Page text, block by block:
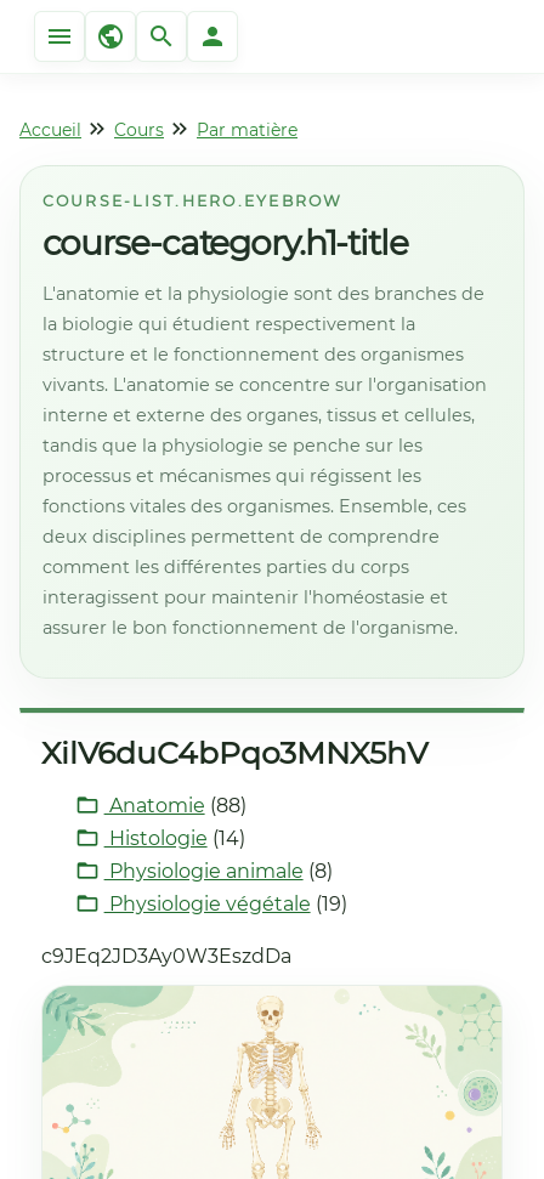
Accueil Cours Par matière
COURSE-LIST.HERO.EYEBROW
course-category.h1-title
L'anatomie et la physiologie sont des branches de
la biologie qui étudient respectivement la
structure et le fonctionnement des organismes
vivants. L'anatomie se concentre sur l'organisation
interne et externe des organes, tissus et cellules,
tandis que la physiologie se penche sur les
processus et mécanismes qui régissent les
fonctions vitales des organismes. Ensemble, ces
deux disciplines permettent de comprendre
comment les différentes parties du corps
interagissent pour maintenir l'homéostasie et
assurer le bon fonctionnement de l'organisme.
XilV6duC4bPqo3MNX5hV
Anatomie (88)
Histologie (14)
Physiologie animale (8)
Physiologie végétale (19)
c9JEq2JD3Ay0W3EszdDa